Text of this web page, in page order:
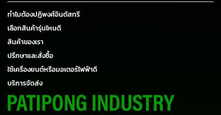
ทำไมต้องปฏิพงศ์อินดัสทรี
เลือกสินค้ารุ่นไหนดี
สินค้าของเรา
ปรึกษาและสั่งซื้อ
ใช้เครื่องยนต์หรือมอเตอร์ไฟฟ้าดี
บริการจัดส่ง